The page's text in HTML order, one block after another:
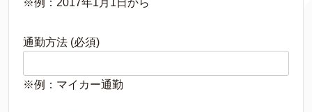
※例：2017年1月1日から
通勤方法 (必須)
※例：マイカー通勤